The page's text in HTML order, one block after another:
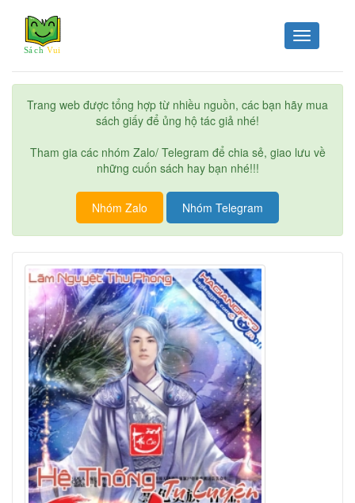
Toggle
navigation
Trang web được tổng hợp từ nhiều nguồn, các bạn hãy mua
sách giấy để ủng hộ tác giả nhé!
Tham gia các nhóm Zalo/ Telegram để chia sẻ, giao lưu về
những cuốn sách hay bạn nhé!!!
Nhóm Zalo Nhóm Telegram